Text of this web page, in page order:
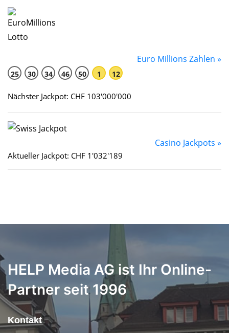
Euro Millions Zahlen »
25 30 34 46 50 1 12
Nächster Jackpot: CHF 103'000'000
Casino Jackpots »
Aktueller Jackpot: CHF 1'032'189
HELP Media AG ist Ihr Online-
Partner seit 1996
Kontakt